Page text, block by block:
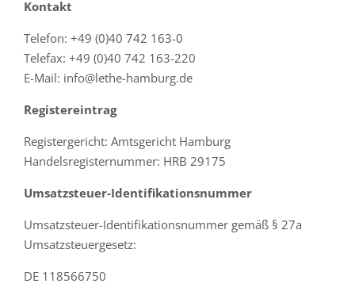
Kontakt
Telefon: +49 (0)40 742 163-0
Telefax: +49 (0)40 742 163-220
E-Mail: info@lethe-hamburg.de
Registereintrag
Registergericht: Amtsgericht Hamburg
Handelsregisternummer: HRB 29175
Umsatzsteuer-Identifikationsnummer
Umsatzsteuer-Identifikationsnummer gemäß § 27a
Umsatzsteuergesetz:
DE 118566750